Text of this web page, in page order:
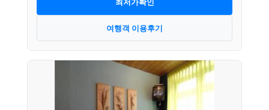
여행객 이용후기